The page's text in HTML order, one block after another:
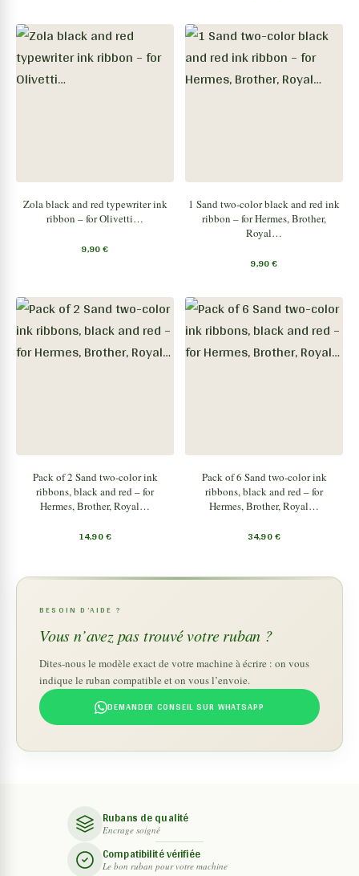
Zola black and red typewriter ink
ribbon – for Olivetti…
9,90€
1 Sand two-color black and red ink
ribbon – for Hermes, Brother,
Royal…
9,90€
Pack of 2 Sand two-color ink
ribbons, black and red – for
Hermes, Brother, Royal…
14,90€
Pack of 6 Sand two-color ink
ribbons, black and red – for
Hermes, Brother, Royal…
34,90€
BESOIN D’AIDE ?
Vous n’avez pas trouvé votre ruban ?
Dites-nous le modèle exact de votre machine à écrire : on vous
indique le ruban compatible et on vous l’envoie.
DEMANDER CONSEIL SUR WHATSAPP
Rubans de qualité
Encrage soigné
Compatibilité vérifiée
Le bon ruban pour votre machine